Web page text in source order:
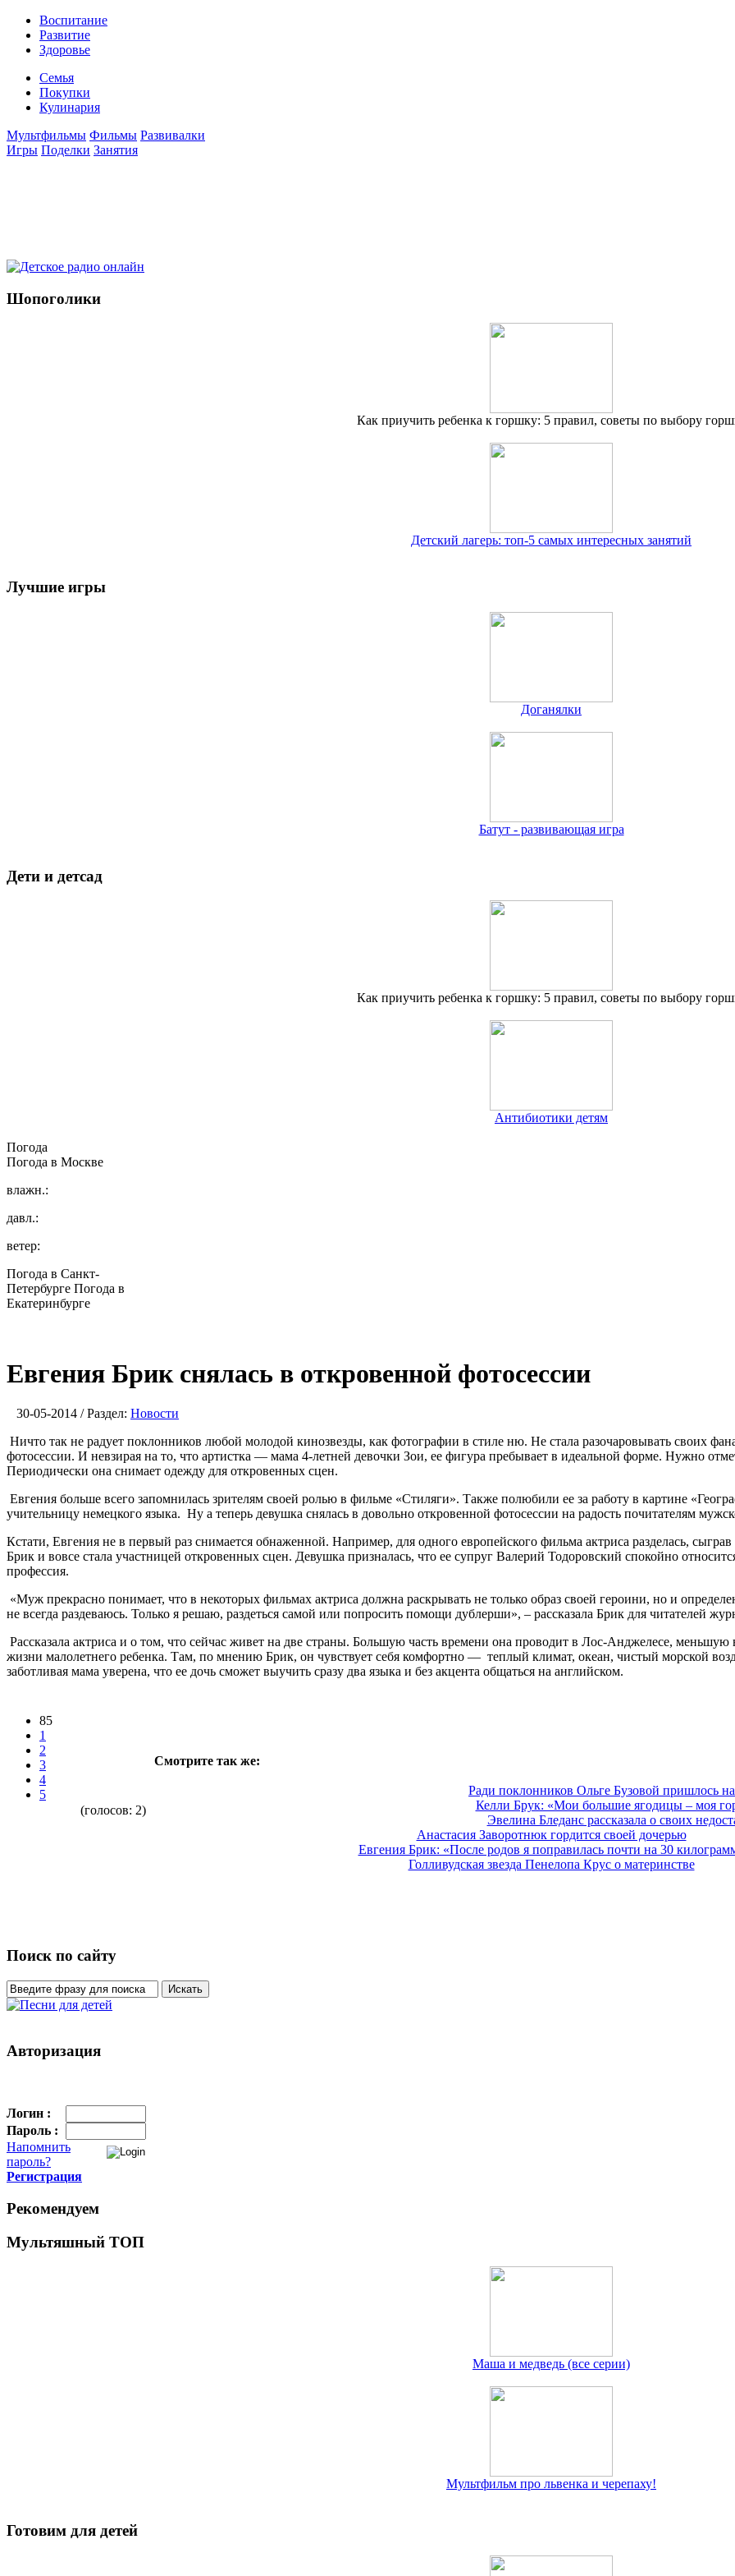
Воспитание
Развитие
Здоровье
Семья
Покупки
Кулинария
Мультфильмы Фильмы Развивалки
Игры Поделки Занятия
Шопоголики
Как приучить ребенка к горшку: 5 правил, советы по выбору
Детский лагерь: топ-5 самых интересных занятий
Лучшие игры
Доганялки
Батут - развивающая игра
Дети и детсад
Как приучить ребенка к горшку: 5 правил, советы по выбору
Антибиотики детям
Погода
Погода в Москве
влажн.:
давл.:
ветер:
Погода в Санкт-
Петербурге Погода в
Екатеринбурге
Евгения Брик снялась в откровенной фотосессии
30-05-2014 / Раздел: Новости
Ничто так не радует поклонников любой молодой кинозвезды, как фотографии в стиле ню. Не стала разочаровывать своих
фотосессии. И невзирая на то, что артистка — мама 4-летней девочки Зои, ее фигура пребывает в идеальной форме. Нужно
Периодически она снимает одежду для откровенных сцен.
Евгения больше всего запомнилась зрителям своей ролью в фильме «Стиляги». Также полюбили ее за работу в картине
учительницу немецкого языка. Ну а теперь девушка снялась в довольно откровенной фотосессии на радость почитателям
Кстати, Евгения не в первый раз снимается обнаженной. Например, для одного европейского фильма актриса разделась,
Брик и вовсе стала участницей откровенных сцен. Девушка призналась, что ее супруг Валерий Тодоровский спокойно
профессия.
«Муж прекрасно понимает, что в некоторых фильмах актриса должна раскрывать не только образ своей героини, но и
не всегда раздеваюсь. Только я решаю, раздеться самой или попросить помощи дублерши», – рассказала Брик для читателей
Рассказала актриса и о том, что сейчас живет на две страны. Большую часть времени она проводит в Лос-Анджелесе,
жизни малолетнего ребенка. Там, по мнению Брик, он чувствует себя комфортно — теплый климат, океан, чистый морской
заботливая мама уверена, что ее дочь сможет выучить сразу два языка и без акцента общаться на английском.
85
1
2
3
4
5
(голосов: 2)
Смотрите так же:
Ради поклонников Ольге Бузовой пришлось
Келли Брук: «Мои большие ягодицы – моя
Эвелина Бледанс рассказала о своих
Анастасия Заворотнюк гордится своей дочерью
Евгения Брик: «После родов я поправилась почти на 30
Голливудская звезда Пенелопа Крус о материнстве
Поиск по сайту
Авторизация
Логин :
Пароль :
Напомнить
пароль?
Регистрация
Рекомендуем
Мультяшный ТОП
Маша и медведь (все серии)
Мультфильм про львенка и черепаху!
Готовим для детей